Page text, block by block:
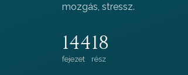
mozgás, stressz.
144
fejezet
18
rész